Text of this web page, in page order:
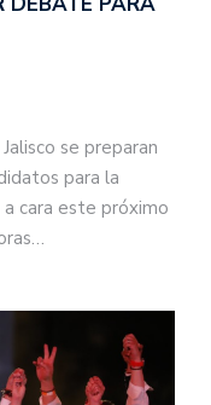
se preparan
para la
cara este próximo